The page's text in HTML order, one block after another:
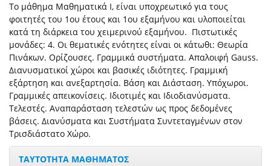
Το μάθημα Μαθηματικά Ι, είναι υποχρεωτικό για τους
φοιτητές του 1ου έτους και 1ου εξαμήνου και υλοποιείται
κατά τη διάρκεια του χειμερινού εξαμήνου. Πιστωτικές
μονάδες: 4. Οι θεματικές ενότητες είναι οι κάτωθι: Θεωρία
Πινάκων. Ορίζουσες. Γραμμικά συστήματα. Απαλοιφή Gauss.
Διανυσματικοί χώροι και βασικές ιδιότητες. Γραμμική
εξάρτηση και ανεξαρτησία. Βάση και Διάσταση. Υπόχωροι.
Γραμμικές απεικονίσεις. Ιδιοτιμές και Ιδιοδιανύσματα.
Τελεστές. Αναπαράσταση τελεστών ως προς δεδομένες
βάσεις. Διανύσματα και Συστήματα Συντεταγμένων στον
Τρισδιάστατο Χώρο.
ΤΑΥΤΟΤΗΤΑ ΜΑΘΗΜΑΤΟΣ